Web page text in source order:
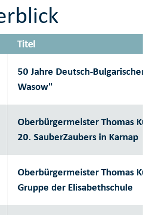
Titel
50 Jahre Deutsch-
Wasow"
Oberbürgermeister Thomas
20. SauberZaubers in Karnap
Oberbürgermeister Thomas
Gruppe der Elisabethschule